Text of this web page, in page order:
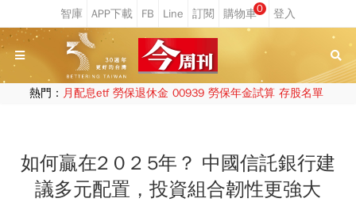
0
熱門： 月配息etf 勞保退休金 00939 勞保年金試算 存股名單
如何贏在2 0 2 5年？ 中國信託銀行建
議多元配置，投資組合韌性更強大